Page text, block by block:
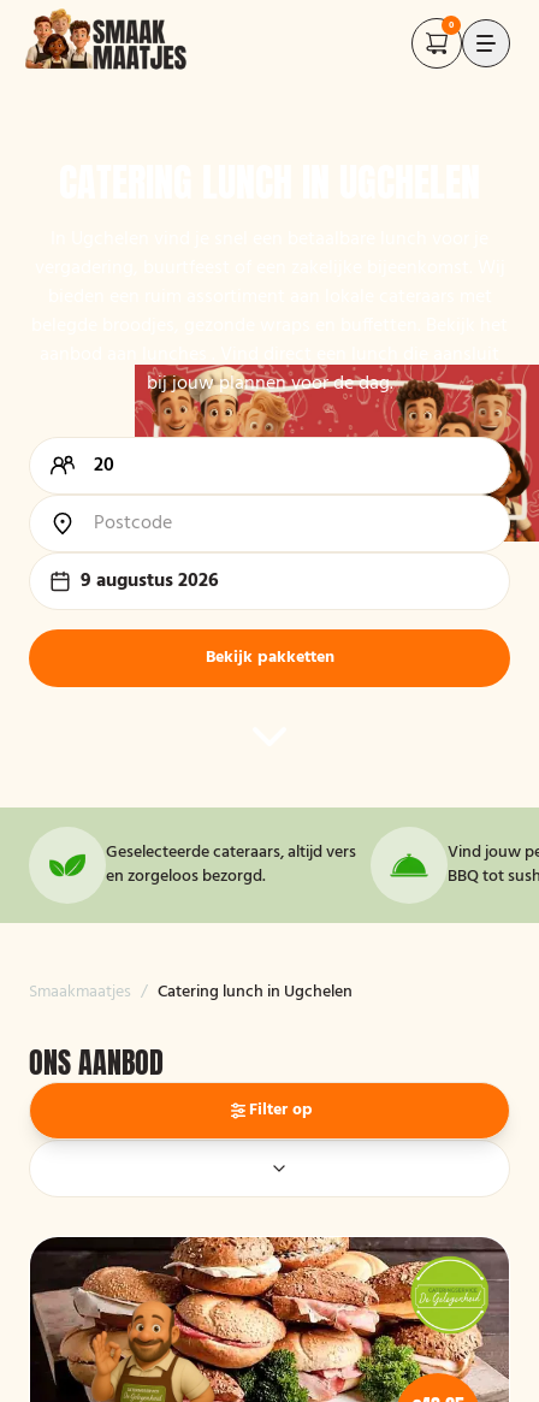
0
bij jouw plannen voor de dag.
9 augustus 2026
Bekijk pakketten
Geselecteerde cateraars, altijd vers
en zorgeloos bezorgd.
Vind jouw
BBQ tot
Smaakmaatjes / Catering lunch in Ugchelen
ONS AANBOD
Filter op